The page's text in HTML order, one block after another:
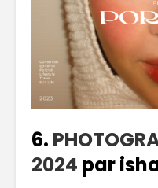
6.
2024 par